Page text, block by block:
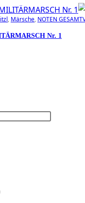
, Märsche, NOTEN
Nr. 1